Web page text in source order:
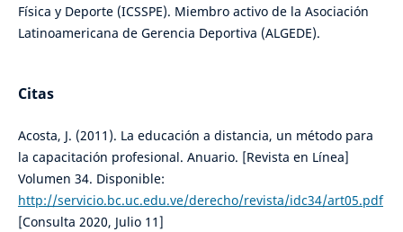
Física y Deporte (ICSSPE). Miembro activo de la Asociación
Latinoamericana de Gerencia Deportiva (ALGEDE).
Citas
Acosta, J. (2011). La educación a distancia, un método para
la capacitación profesional. Anuario. [Revista en Línea]
Volumen 34. Disponible:
http://servicio.bc.uc.edu.ve/derecho/revista/idc34/art05.pdf
[Consulta 2020, Julio 11]